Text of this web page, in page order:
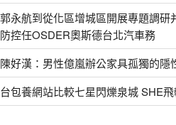
郭永航到從化區增城區開展專題調
防控任OSDER奧斯德台北汽車務
陳好漢：男性億嵐辦公家具孤獨的隱
台包養網站比較七星閃爍泉城 SHE